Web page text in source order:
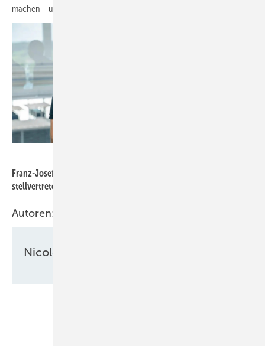
machen – und das ohne neue Abhängigkeiten oder laufende Kosten.
Franz-Josef und Stefan Feilmeier, Geschäftsführer und
stellvertretender Geschäftsführer des Speicherherstellers Fenecon
Autoren:
Nicole Weinhold